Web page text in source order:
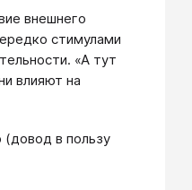
внешнего
стимулами
«А тут
влияют на
в пользу